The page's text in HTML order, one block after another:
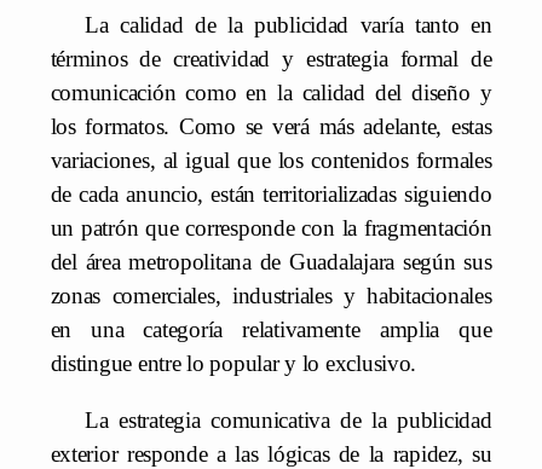
La calidad de la publicidad varía tanto en
términos de creatividad y estrategia formal de
comunicación como en la calidad del diseño y
los formatos. Como se verá más adelante, estas
variaciones, al igual que los contenidos formales
de cada anuncio, están territorializadas siguiendo
un patrón que corresponde con la fragmentación
del área metropolitana de Guadalajara según sus
zonas comerciales, industriales y habitacionales
en una categoría relativamente amplia que
distingue entre lo popular y lo exclusivo.
La estrategia comunicativa de la publicidad
exterior responde a las lógicas de la rapidez, su